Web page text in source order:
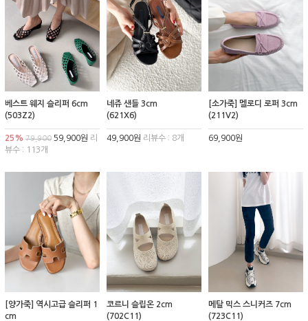
베스트 웨지 슬리퍼 6cm
(503Z2)
25% 79,900 59,900원 리
뷰수 : 113개
네쥬 샌들 3cm
(621X6)
49,900원 리뷰수 : 8개
[소가죽] 멜로디 로퍼 3cm
(211V2)
69,900원
[양가죽] 역시고급 슬리퍼 1
cm
코르니 슬립온 2cm
(702C11)
메탈 믹스 스니커즈 7cm
(723C11)